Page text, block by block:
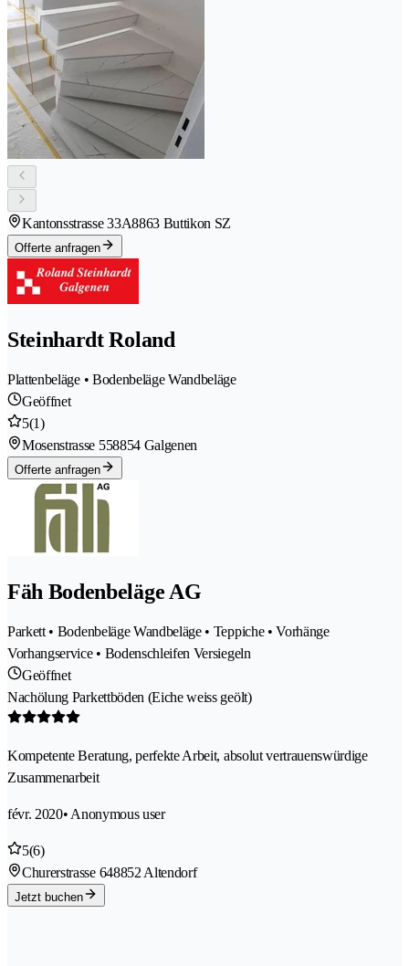
Kantonsstrasse 33A8863 Buttikon SZ
Offerte anfragen
Steinhardt Roland
Plattenbeläge • Bodenbeläge Wandbeläge
Geöffnet
5(1)
Mosenstrasse 558854 Galgenen
Offerte anfragen
Fäh Bodenbeläge AG
Parkett • Bodenbeläge Wandbeläge • Teppiche • Vorhänge
Vorhangservice • Bodenschleifen Versiegeln
Geöffnet
Nachölung Parkettböden (Eiche weiss geölt)
Kompetente Beratung, perfekte Arbeit, absolut vertrauenswürdige
Zusammenarbeit
févr. 2020• Anonymous user
5(6)
Churerstrasse 648852 Altendorf
Jetzt buchen